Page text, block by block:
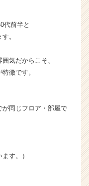
代前半と
。
気だからこそ、
徴です。
が同じフロア・部屋で
す。）